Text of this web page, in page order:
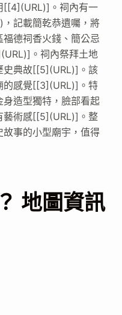
[[4](URL)]。祠內有一
記載簡乾恭遺囑，將
德祠香火錢、簡公忌
。祠內祭拜土地
史典故[[5](URL)]。該
的感覺[[3](URL)]。特
造型獨特，臉部看起
藝術感[[5](URL)]。整
事的小型廟宇，值得
地圖資訊